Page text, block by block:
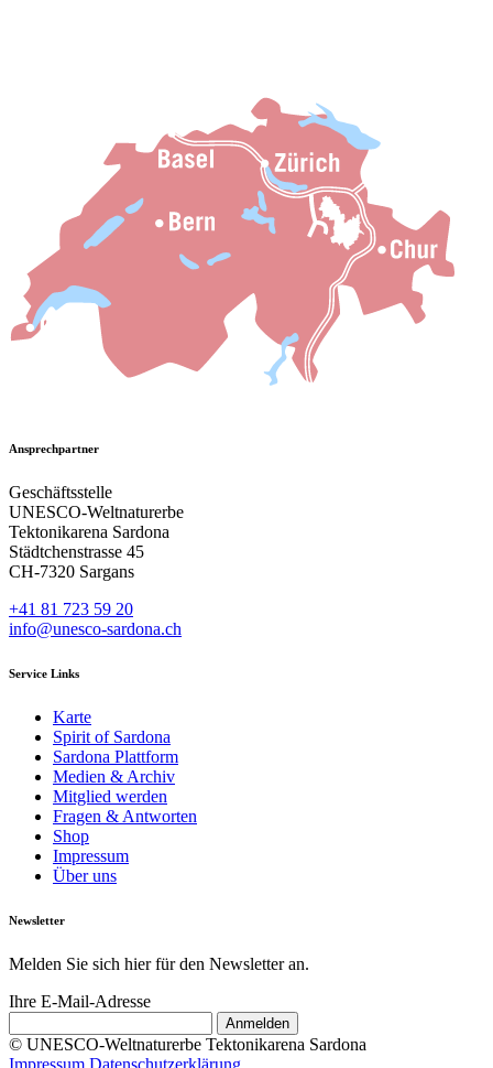
Ansprechpartner
Geschäftsstelle
UNESCO-Weltnaturerbe
Tektonikarena Sardona
Städtchenstrasse 45
CH-7320 Sargans
+41 81 723 59 20
info@unesco-sardona.ch
Service Links
Karte
Spirit of Sardona
Sardona Plattform
Medien & Archiv
Mitglied werden
Fragen & Antworten
Shop
Impressum
Über uns
Newsletter
Melden Sie sich hier für den Newsletter an.
Ihre E-Mail-Adresse
© UNESCO-Weltnaturerbe Tektonikarena Sardona
Impressum Datenschutzerklärung